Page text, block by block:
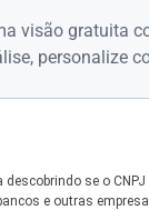
visão gratuita
personalize
se o CNPJ
e outras